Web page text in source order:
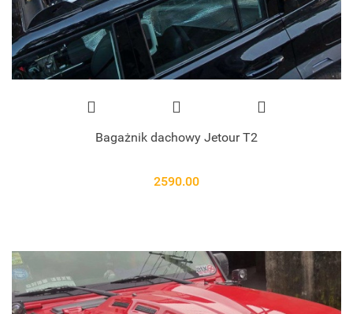
Bagażnik dachowy Jetour T2
2590.00